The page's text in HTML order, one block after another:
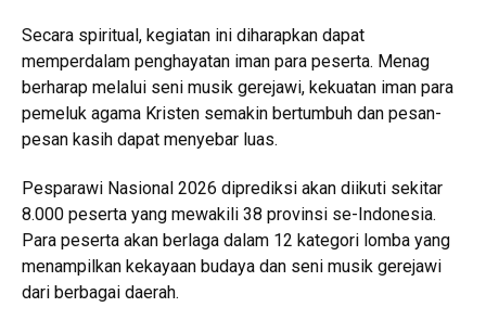
Secara spiritual, kegiatan ini diharapkan dapat
memperdalam penghayatan iman para peserta. Menag
berharap melalui seni musik gerejawi, kekuatan iman para
pemeluk agama Kristen semakin bertumbuh dan pesan-
pesan kasih dapat menyebar luas.
Pesparawi Nasional 2026 diprediksi akan diikuti sekitar
8.000 peserta yang mewakili 38 provinsi se-Indonesia.
Para peserta akan berlaga dalam 12 kategori lomba yang
menampilkan kekayaan budaya dan seni musik gerejawi
dari berbagai daerah.